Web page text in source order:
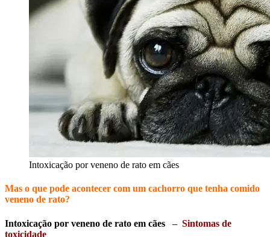
Intoxicação por veneno de rato em cães
Mas o que pode acontecer com um cachorro que tenha comido
veneno de rato?
Intoxicação por veneno de rato em cães – Sintomas de
toxicidade